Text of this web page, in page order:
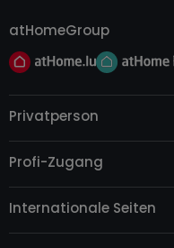
atHomeGroup
Privatperson
Profi-Zugang
Internationale Seiten